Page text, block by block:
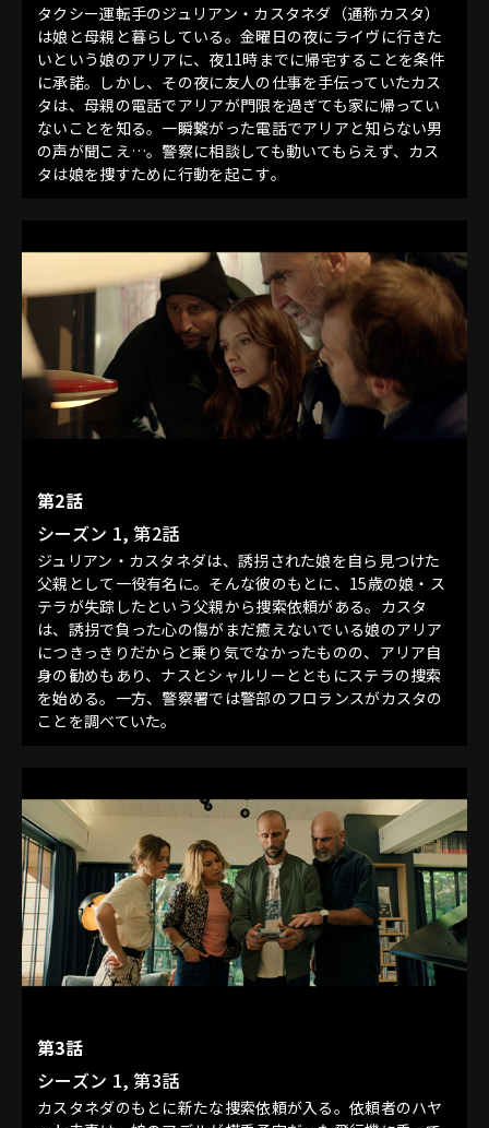
タクシー運転手のジュリアン・カスタネダ（通称カスタ）
は娘と母親と暮らしている。金曜日の夜にライヴに行きた
いという娘のアリアに、夜11時までに帰宅することを条件
に承諾。しかし、その夜に友人の仕事を手伝っていたカス
タは、母親の電話でアリアが門限を過ぎても家に帰ってい
ないことを知る。一瞬繋がった電話でアリアと知らない男
の声が聞こえ…。警察に相談しても動いてもらえず、カス
タは娘を捜すために行動を起こす。
第2話
シーズン 1, 第2話
ジュリアン・カスタネダは、誘拐された娘を自ら見つけた
父親として一役有名に。そんな彼のもとに、15歳の娘・ス
テラが失踪したという父親から捜索依頼がある。カスタ
は、誘拐で負った心の傷がまだ癒えないでいる娘のアリア
につきっきりだからと乗り気でなかったものの、アリア自
身の勧めもあり、ナスとシャルリーとともにステラの捜索
を始める。一方、警察署では警部のフロランスがカスタの
ことを調べていた。
第3話
シーズン 1, 第3話
カスタネダのもとに新たな捜索依頼が入る。依頼者のハヤ